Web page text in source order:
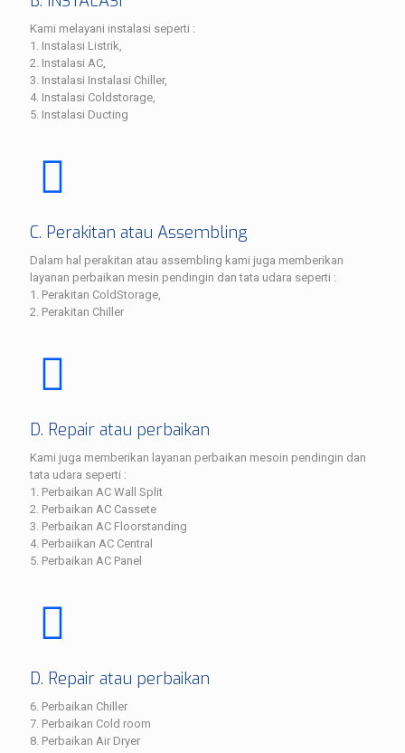
Kami melayani instalasi seperti :
1. Instalasi Listrik,
2. Instalasi AC,
3. Instalasi Instalasi Chiller,
4. Instalasi Coldstorage,
5. Instalasi Ducting
C. Perakitan atau Assembling
Dalam hal perakitan atau assembling kami juga memberikan
layanan perbaikan mesin pendingin dan tata udara seperti :
1. Perakitan ColdStorage,
2. Perakitan Chiller
D. Repair atau perbaikan
Kami juga memberikan layanan perbaikan mesoin pendingin dan
tata udara seperti :
1. Perbaikan AC Wall Split
2. Perbaikan AC Cassete
3. Perbaikan AC Floorstanding
4. Perbaiikan AC Central
5. Perbaikan AC Panel
D. Repair atau perbaikan
6. Perbaikan Chiller
7. Perbaikan Cold room
8. Perbaikan Air Dryer